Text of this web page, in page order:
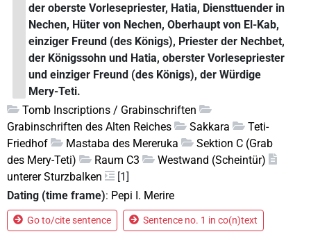
der oberste Vorlesepriester, Hatia, Diensttuender in
Nechen, Hüter von Nechen, Oberhaupt von El-Kab,
einziger Freund (des Königs), Priester der Nechbet,
der Königssohn und Hatia, oberster Vorlesepriester
und einziger Freund (des Königs), der Würdige
Mery-Teti.
Tomb Inscriptions / Grabinschriften
Grabinschriften des Alten Reiches
Sakkara
Teti-
Friedhof
Mastaba des Mereruka
Sektion C (Grab
des Mery-Teti)
Raum C3
Westwand (Scheintür)
unterer Sturzbalken
[1]
Dating (time frame): Pepi I. Merire
Go to/cite sentence Sentence no. 1 in co(n)text